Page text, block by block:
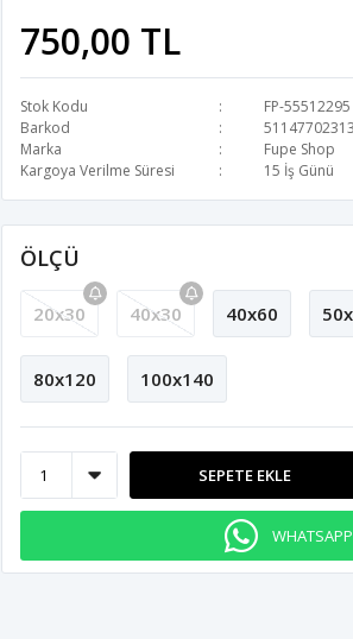
750,00 TL
Stok Kodu
FP-55512295
Barkod
Marka
Fupe Shop
Kargoya Verilme Süresi
15 İş Günü
ÖLÇÜ
20x30 40x30 40x60
80x120 100x140
SEPETE EKLE